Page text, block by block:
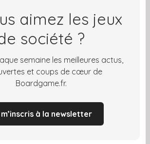
aimez les jeux
société ?
semaine les meilleures actus,
et coups de cœur de
Boardgame.fr.
à la newsletter